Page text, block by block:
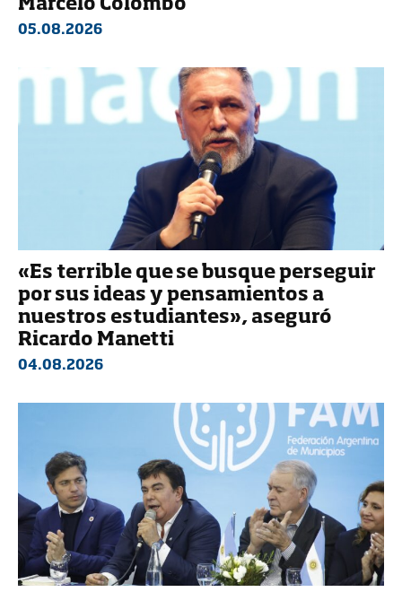
Marcelo Colombo
05.08.2026
«Es terrible que se busque perseguir
por sus ideas y pensamientos a
nuestros estudiantes», aseguró
Ricardo Manetti
04.08.2026